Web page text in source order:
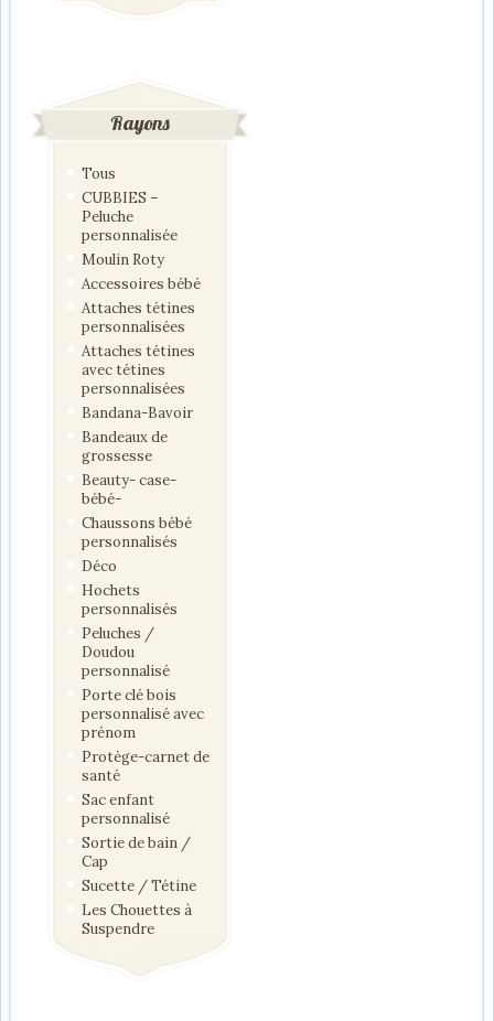
Rayons
Tous
CUBBIES –
Peluche
personnalisée
Moulin Roty
Accessoires bébé
Attaches tétines
personnalisées
Attaches tétines
avec tétines
personnalisées
Bandana-Bavoir
Bandeaux de
grossesse
Beauty- case-
bébé-
Chaussons bébé
personnalisés
Déco
Hochets
personnalisés
Peluches /
Doudou
personnalisé
Porte clé bois
personnalisé avec
prénom
Protège-carnet de
santé
Sac enfant
personnalisé
Sortie de bain /
Cap
Sucette / Tétine
Les Chouettes à
Suspendre